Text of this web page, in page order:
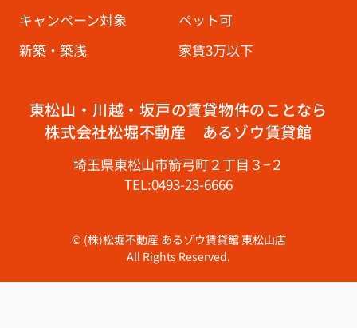
キャンペーン対象
ペット可
新築・築浅
家賃3万以下
東松山・川越・坂戸の賃貸物件のことなら
株式会社松堀不動産 あるゾウ賃貸館
埼玉県東松山市箭弓町２丁目３−２
TEL:0493-23-6666
© (株)松堀不動産 あるゾウ賃貸館 東松山店
All Rights Reserved.